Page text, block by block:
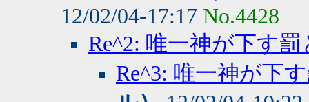
12/02/04-17:17 No.4428
Re^2: 唯一神が下す
Re^3: 唯一神が下